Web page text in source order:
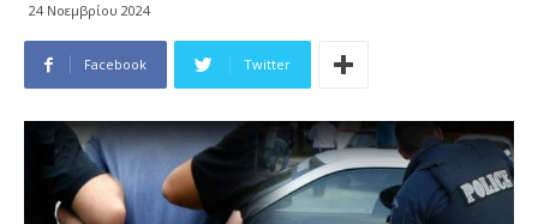
24 Νοεμβρίου 2024
Facebook Twitter